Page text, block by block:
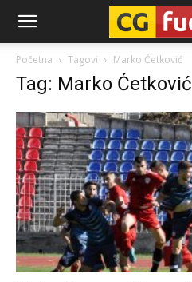
CG-
Fudbal
Početna Tagovi Marko Ćetković
Tag: Marko Ćetković